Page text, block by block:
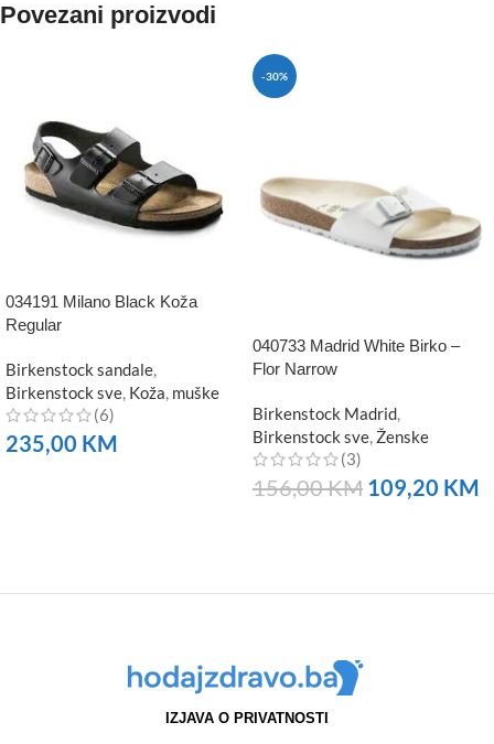
Povezani proizvodi
034191 Milano Black Koža
Regular
Birkenstock sandale,
Birkenstock sve, Koža, muške
(6)
235,00 KM
-30%
040733 Madrid White Birko –
Flor Narrow
Birkenstock Madrid,
Birkenstock sve, Ženske
(3)
156,00KM 109,20 KM
IZJAVA O PRIVATNOSTI